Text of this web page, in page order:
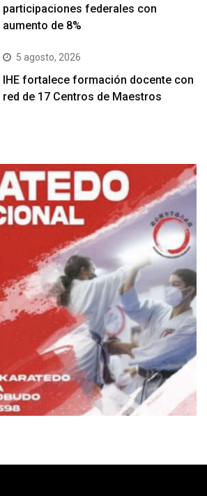
participaciones federales con
aumento de 8%
5 agosto, 2026
IHE fortalece formación docente con
red de 17 Centros de Maestros